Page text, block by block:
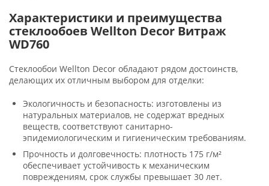
Характеристики и преимущества
стеклообоев Wellton Decor Витраж
WD760
Стеклообои Wellton Decor обладают рядом достоинств,
делающих их отличным выбором для отделки:
Экологичность и безопасность: изготовлены из
натуральных материалов, не содержат вредных
веществ, соответствуют санитарно-
эпидемиологическим и гигиеническим требованиям.
Прочность и долговечность: плотность 175 г/м²
обеспечивает устойчивость к механическим
повреждениям, срок службы превышает 30 лет.